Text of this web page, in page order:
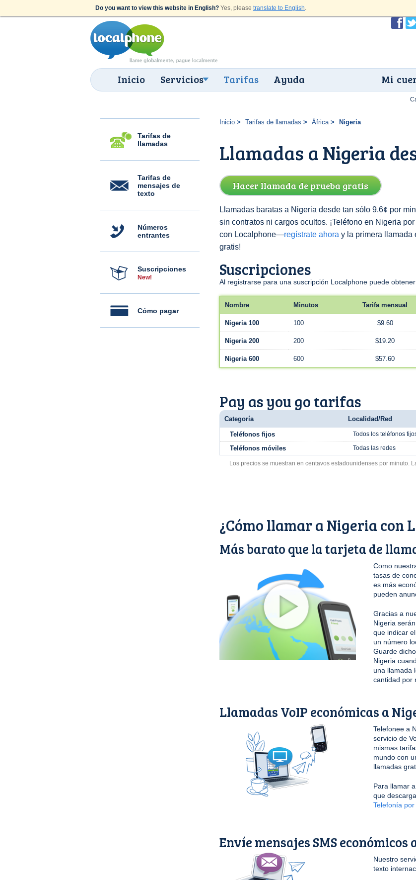
Do you want to view this website in English? Yes, please translate to English.
Inicio Servicios Tarifas Ayuda Mi
Tarifas de
llamadas
Tarifas de
mensajes de
texto
Números
entrantes
Suscripciones
New!
Cómo pagar
Inicio Tarifas de llamadas África Nigeria
Llamadas a Nigeria
Hacer llamada de prueba gratis
Llamadas baratas a Nigeria desde tan sólo 9.6¢ por
sin contratos ni cargos ocultos. ¡Teléfono en Nigeria
con Localphone—regístrate ahora y la primera llamada
gratis!
Suscripciones
Al registrarse para una suscripción Localphone puede
Nombre Minutos Tarifa mensual
Nigeria 100 100 $9.60
Nigeria 200 200 $19.20
Nigeria 600 600 $57.60
Pay as you go tarifas
Categoría Localidad/Red
Teléfonos fijos Todos los teléfonos
Teléfonos móviles
Todas las redes
Los precios se muestran en centavos estadounidenses por minuto.
¿Cómo llamar a Nigeria con
Más barato que la tarjeta de
Como
tasas de
es más
pueden
Gracias a
Nigeria
que indicar
un número
Guarde
Nigeria
una llamada
cantidad por
Llamadas VoIP económicas a
Telefonee a
servicio de
mismas
mundo con
llamadas
Para llamar
que
Telefonía
Envíe mensajes SMS económicos
Nuestro
texto